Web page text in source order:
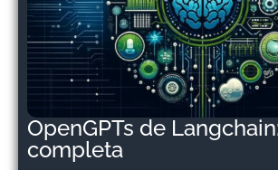
OpenGPTs de
completa